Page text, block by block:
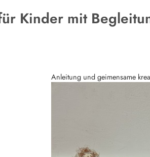
Kinder mit
Anleitung und geimensame